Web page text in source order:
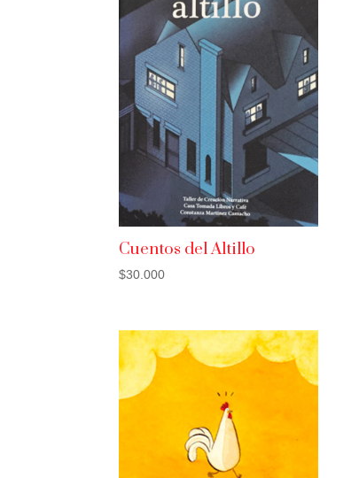
Cuentos del Altillo
$30.000